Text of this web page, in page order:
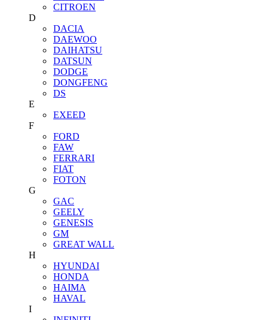
CITROEN
D
DACIA
DAEWOO
DAIHATSU
DATSUN
DODGE
DONGFENG
DS
E
EXEED
F
FORD
FAW
FERRARI
FIAT
FOTON
G
GAC
GEELY
GENESIS
GM
GREAT WALL
H
HYUNDAI
HONDA
HAIMA
HAVAL
I